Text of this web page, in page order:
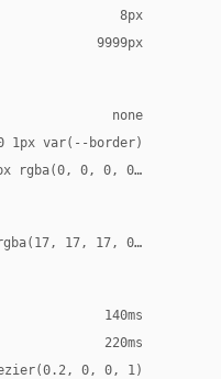
8px
9999px
none
1px var(--border)
rgba(0, 0, 0, 0.08)
17, 17, 0.18)
140ms
220ms
0, 0, 1)